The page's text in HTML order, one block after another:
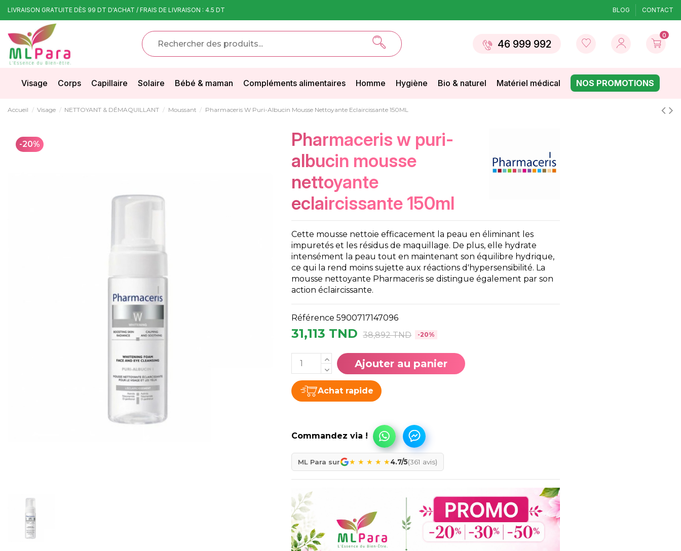
LIVRAISON GRATUITE DÈS 99 DT D'ACHAT / FRAIS DE LIVRAISON : 4.5 DT BLOG CONTACT
46 999 992
0
Visage Corps Capillaire Solaire Bébé & maman Compléments alimentaires Homme Hygiène Bio & naturel Matériel médical NOS PROMOTIONS
Accueil Visage NETTOYANT & DÉMAQUILLANT Moussant Pharmaceris W Puri-Albucin Mousse Nettoyante Eclaircissante 150ML
-20%
pharmaceris w puri-
albucin mousse
nettoyante
eclaircissante 150ml
Cette mousse nettoie efficacement la peau en éliminant les
impuretés et les résidus de maquillage. De plus, elle hydrate
intensément la peau tout en maintenant son équilibre hydrique,
ce qui la rend moins sujette aux réactions d'hypersensibilité. La
mousse nettoyante Pharmaceris se distingue également par son
action éclaircissante.
Référence 5900717147096
31,113 TND 38,892 TND -20%
Ajouter au panier
Achat rapide
ML Para sur ★ ★ ★ ★ ★4.7/5(361 avis)